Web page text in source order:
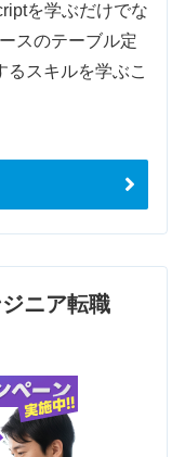
を学ぶだけでな
スのテーブル定
スキルを学ぶこ
ニア転職